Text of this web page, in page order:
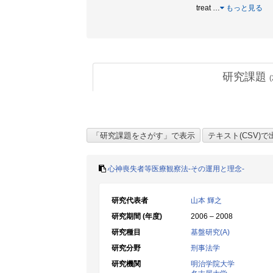
treat … もっと見る
研究課題 (
心神喪失者等医療観察法-その運用と理念-
研究代表者
山本 輝之
研究期間 (年度)
2006 – 2008
研究種目
基盤研究(A)
研究分野
刑事法学
研究機関
明治学院大学